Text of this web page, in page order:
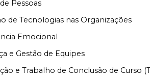
Pessoas
de Tecnologias nas Organizações
Emocional
e Gestão de Equipes
e Trabalho de Conclusão de Curso